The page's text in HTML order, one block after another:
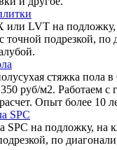
LVT на подложку,
подрезкой, по
стяжка пола
руб/м2. Работаем с
Опыт более 10
SPC
SPC на подложку, на
по